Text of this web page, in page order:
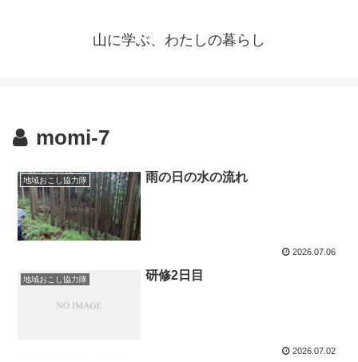
山に学ぶ、わたしの暮らし
momi-7
地域おこし協力隊 雨の日の水の流れ
2026.07.06
地域おこし協力隊 研修2日目
2026.07.02